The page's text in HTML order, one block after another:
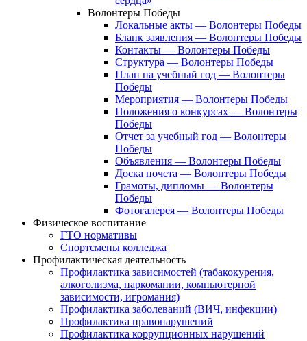
Волонтеры Победы
Локальные акты — Волонтеры Победы
Бланк заявления — Волонтеры Победы
Контакты — Волонтеры Победы
Структура — Волонтеры Победы
План на учебный год — Волонтеры
Победы
Мероприятия — Волонтеры Победы
Положения о конкурсах — Волонтеры
Победы
Отчет за учебный год — Волонтеры
Победы
Объявления — Волонтеры Победы
Доска почета — Волонтеры Победы
Грамоты, дипломы — Волонтеры
Победы
Фотогалерея — Волонтеры Победы
Физическое воспитание
ГТО нормативы
Спортсмены колледжа
Профилактическая деятельность
Профилактика зависимостей (табакокурения,
алкоголизма, наркомании, компьютерной
зависимости, игромания)
Профилактика заболеваний (ВИЧ, инфекции)
Профилактика правонарушений
Профилактика коррупционных нарушений